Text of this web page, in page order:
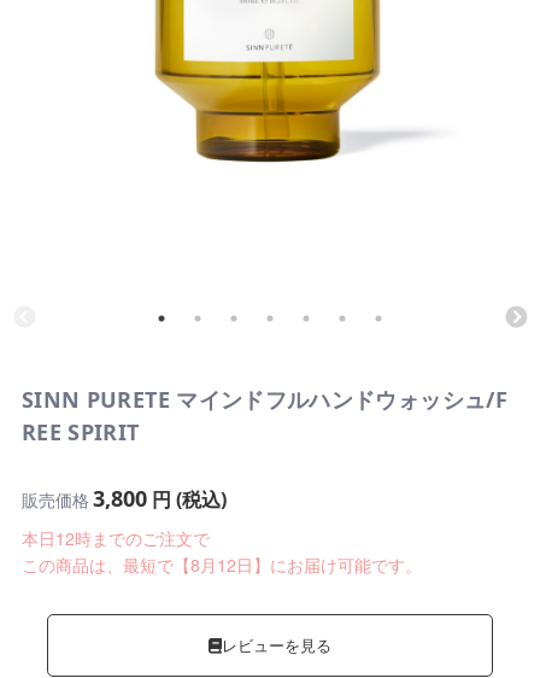
SINN PURETE マインドフルハンドウォッシュ/F
REE SPIRIT
販売価格 3,800円 (税込)
本日12時までのご注文で
この商品は、最短で【8月12日】にお届け可能です。
レビューを見る